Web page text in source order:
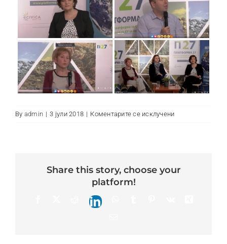
Контакт
By admin | 3 јули 2018 | Коментарите се исклученина
share this story, choose your
platform!
Reddit
LinkedIn